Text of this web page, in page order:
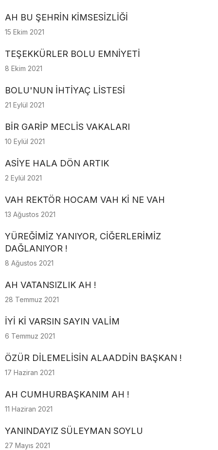
AH BU ŞEHRİN KİMSESİZLİĞİ
15 Ekim 2021
TEŞEKKÜRLER BOLU EMNİYETİ
8 Ekim 2021
BOLU'NUN İHTİYAÇ LİSTESİ
21 Eylül 2021
BİR GARİP MECLİS VAKALARI
10 Eylül 2021
ASİYE HALA DÖN ARTIK
2 Eylül 2021
VAH REKTÖR HOCAM VAH Kİ NE VAH
13 Ağustos 2021
YÜREĞİMİZ YANIYOR, CİĞERLERİMİZ
DAĞLANIYOR !
8 Ağustos 2021
AH VATANSIZLIK AH !
28 Temmuz 2021
İYİ Kİ VARSIN SAYIN VALİM
6 Temmuz 2021
ÖZÜR DİLEMELİSİN ALAADDİN BAŞKAN !
17 Haziran 2021
AH CUMHURBAŞKANIM AH !
11 Haziran 2021
YANINDAYIZ SÜLEYMAN SOYLU
27 Mayıs 2021